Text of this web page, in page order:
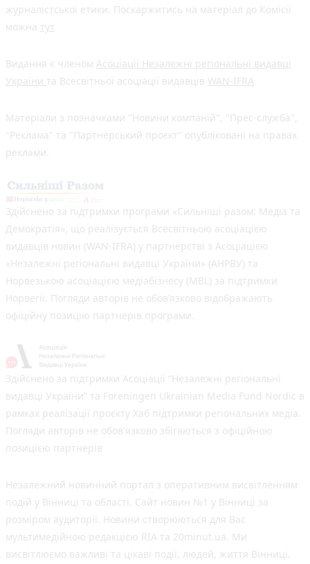
журналістської етики. Поскаржитись на матеріал до Комісії
можна тут
Видання є членом Асоціації Незалежні регіональні видавці
України та Всесвітньої асоціації видавців WAN-IFRA
Матеріали з позначками "Новини компаній", "Прес-служба",
"Реклама" та "Партнерський проєкт" опубліковані на правах
реклами.
Здійснено за підтримки програми «Сильніші разом: Медіа та
Демократія», що реалізується Всесвітньою асоціацією
видавців новин (WAN-IFRA) у партнерстві з Асоціацією
«Незалежні регіональні видавці України» (АНРВУ) та
Норвезькою асоціацією медіабізнесу (MBL) за підтримки
Норвегії. Погляди авторів не обов’язково відображають
офіційну позицію партнерів програми.
Здійснено за підтримки Асоціації “Незалежні регіональні
видавці України” та Foreningen Ukrainian Media Fund Nordic в
рамках реалізації проєкту Хаб підтримки регіональних медіа.
Погляди авторів не обов'язково збігаються з офіційною
позицією партнерів
Незалежний новинний портал з оперативним висвітленням
подій у Вінниці та області. Сайт новин №1 у Вінниці за
розміром аудиторії. Новини створюються для Вас
мультимедійною редакцією RIA та 20minut.ua. Ми
висвітлюємо важливі та цікаві події, людей, життя Вінниці.